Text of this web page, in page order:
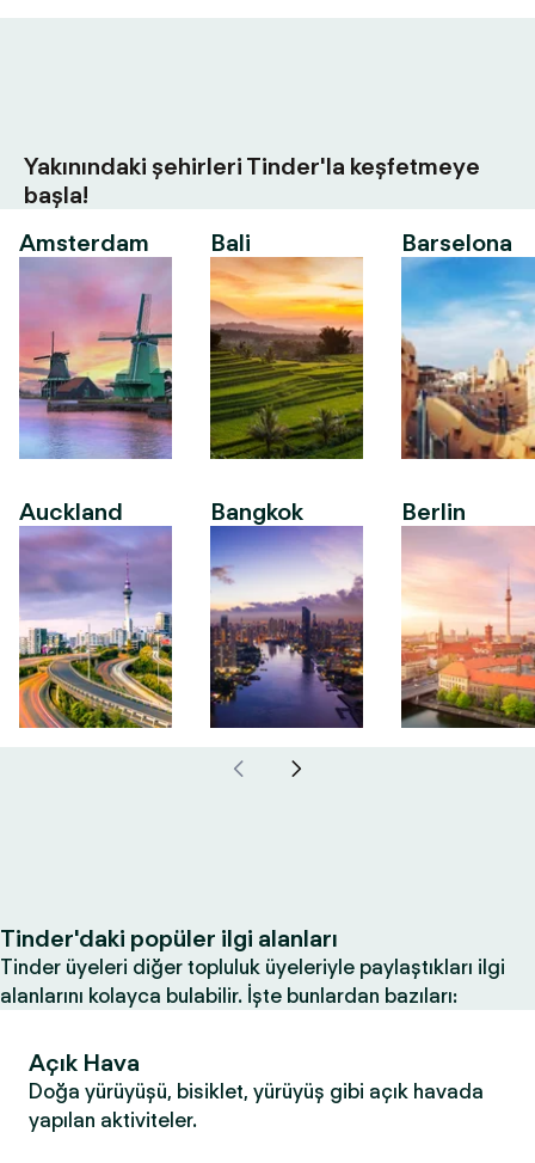
Yakınındaki şehirleri Tinder'la keşfetmeye
başla!
Amsterdam
Auckland
Bali
Bangkok
Barselona
Berlin
Tinder'daki popüler ilgi alanları
Tinder üyeleri diğer topluluk üyeleriyle paylaştıkları ilgi
alanlarını kolayca bulabilir. İşte bunlardan bazıları:
Açık Hava
Doğa yürüyüşü, bisiklet, yürüyüş gibi açık havada
yapılan aktiviteler.